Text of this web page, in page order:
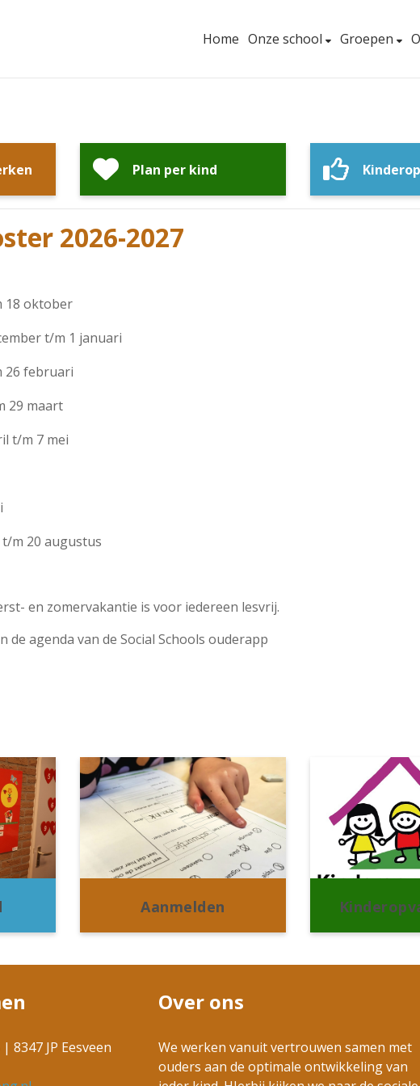
Home Onze school Groepen
Plan per kind
2026-2027
18 oktober
t/m 1 januari
26 februari
29 maart
t/m 7 mei
t/m 20 augustus
en zomervakantie is voor iedereen lesvrij.
de agenda van de Social Schools ouderapp
Aanmelden
8347 JP Eesveen
Over ons
We werken vanuit vertrouwen samen met
ouders aan de optimale ontwikkeling van